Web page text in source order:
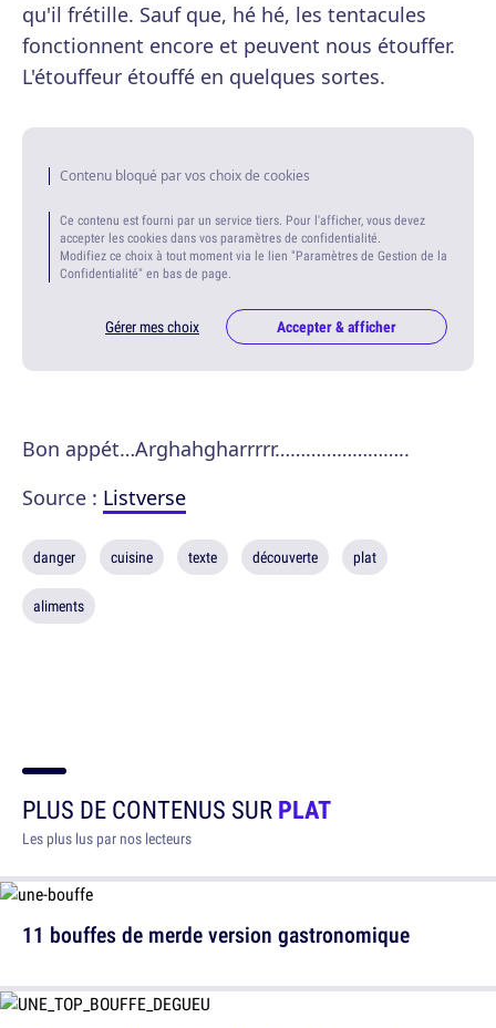
qu'il frétille. Sauf que, hé hé, les tentacules
fonctionnent encore et peuvent nous étouffer.
L'étouffeur étouffé en quelques sortes.
Contenu bloqué par vos choix de cookies
Ce contenu est fourni par un service tiers. Pour l'afficher, vous devez
accepter les cookies dans vos paramètres de confidentialité.
Modifiez ce choix à tout moment via le lien "Paramètres de Gestion de la
Confidentialité" en bas de page.
Gérer mes choix Accepter & afficher
Bon appét…Arghahgharrrrr……………………..
Source : Listverse
danger cuisine texte découverte plat
aliments
PLUS DE CONTENUS SURPLAT
Les plus lus par nos lecteurs
11 bouffes de merde version gastronomique